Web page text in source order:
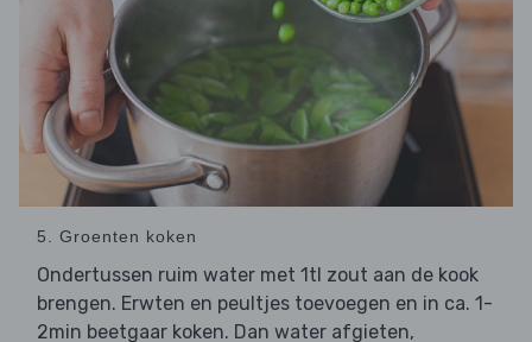
5. Groenten koken
Ondertussen ruim water met 1tl zout aan de kook
brengen. Erwten en peultjes toevoegen en in ca. 1-
2min beetgaar koken. Dan water afgieten,